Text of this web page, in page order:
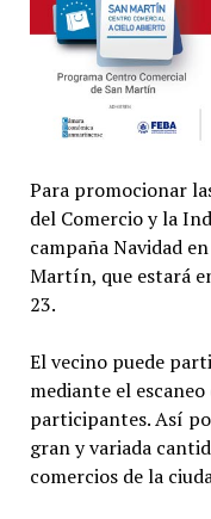
Para promocionar
del Comercio y la
campaña Navidad
Martín, que estará
23.
El vecino puede
mediante el
participantes. Así
gran y variada
comercios de la